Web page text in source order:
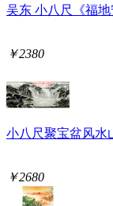
吴东 小八尺《福
￥2380
小八尺聚宝盆风水
￥2680